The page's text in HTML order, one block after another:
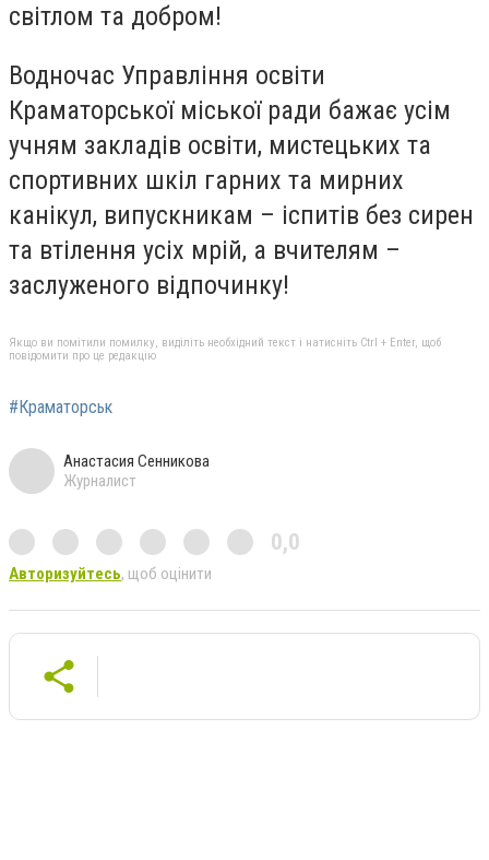
світлом та добром!
Водночас Управління освіти
Краматорської міської ради бажає усім
учням закладів освіти, мистецьких та
спортивних шкіл гарних та мирних
канікул, випускникам – іспитів без сирен
та втілення усіх мрій, а вчителям –
заслуженого відпочинку!
Якщо ви помітили помилку, виділіть необхідний текст і натисніть Ctrl + Enter, щоб
повідомити про це редакцію
#Краматорськ
Анастасия Сенникова
Журналист
0,0
Авторизуйтесь, щоб оцінити